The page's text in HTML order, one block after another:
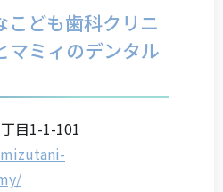
こども歯科クリニ
マミィのデンタル
目1-1-101